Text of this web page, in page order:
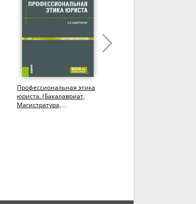
Профессиональная этика
юриста. (Бакалавриат,
Магистратура,